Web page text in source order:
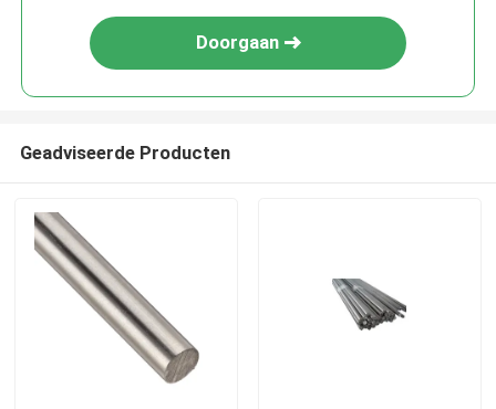
Doorgaan
Geadviseerde Producten